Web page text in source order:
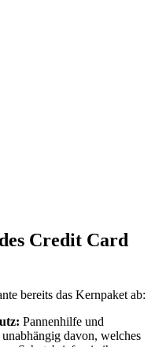
Credit Card
bereits das Kernpaket ab:
Pannenhilfe und
davon, welches